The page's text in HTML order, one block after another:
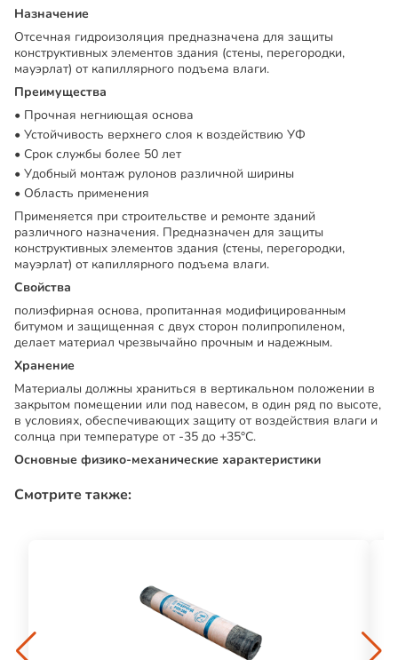
Назначение
Отсечная гидроизоляция предназначена для защиты
конструктивных элементов здания (стены, перегородки,
мауэрлат) от капиллярного подъема влаги.
Преимущества
Прочная негниющая основа
Устойчивость верхнего слоя к воздействию УФ
Срок службы более 50 лет
Удобный монтаж рулонов различной ширины
Область применения
Применяется при строительстве и ремонте зданий
различного назначения. Предназначен для защиты
конструктивных элементов здания (стены, перегородки,
мауэрлат) от капиллярного подъема влаги.
Свойства
полиэфирная основа, пропитанная модифицированным
битумом и защищенная с двух сторон полипропиленом,
делает материал чрезвычайно прочным и надежным.
Хранение
Материалы должны храниться в вертикальном положении в
закрытом помещении или под навесом, в один ряд по высоте,
в условиях, обеспечивающих защиту от воздействия влаги и
солнца при температуре от -35 до +35°С.
Основные физико-механические характеристики
Смотрите также: